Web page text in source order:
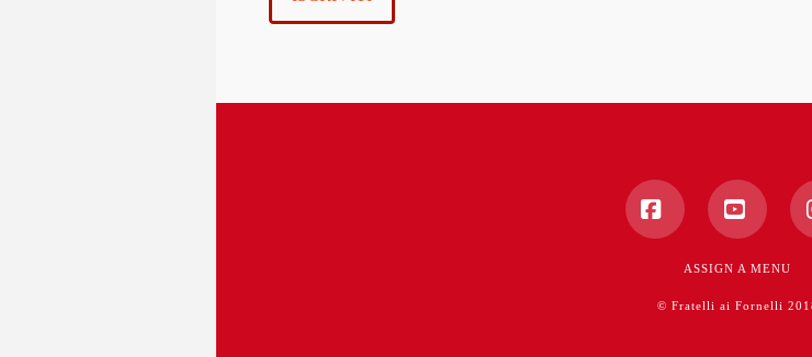
FacebookYouTube
ASSIGN A MENU
© Fratelli ai Fornelli